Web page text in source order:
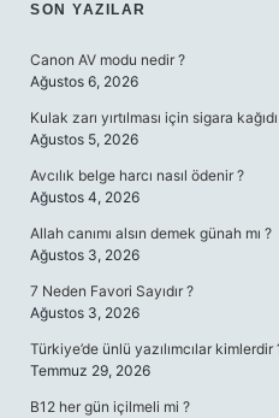
SIDEBAR
SON YAZILAR
Canon AV modu nedir ?
Ağustos 6, 2026
Kulak zarı yırtılması için sigara
Ağustos 5, 2026
Avcılık belge harcı nasıl ödenir ?
Ağustos 4, 2026
Allah canımı alsın demek günah mı ?
Ağustos 3, 2026
7 Neden Favori Sayıdır ?
Ağustos 3, 2026
Türkiye’de ünlü yazılımcılar kimlerdir
Temmuz 29, 2026
B12 her gün içilmeli mi ?